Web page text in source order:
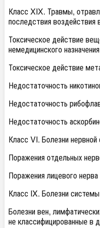
Класс XIX. Травмы,
последствия воздействия
Токсическое действие
немедицинскогоназначения
Токсическое действие
Недостаточность
Недостаточность
Недостаточность
Класс VI. Болезни
Поражения отдельных
Поражения лицевого нерва
Класс IX. Болезни
Болезни вен,
не классифицированные в